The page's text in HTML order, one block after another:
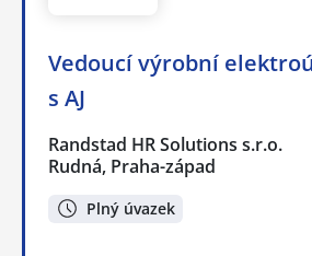
Vedoucí výrobní
s AJ
Randstad HR Solutions s.r.o.
Rudná, Praha-západ
Plný úvazek